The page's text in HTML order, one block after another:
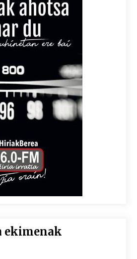
ekimenak